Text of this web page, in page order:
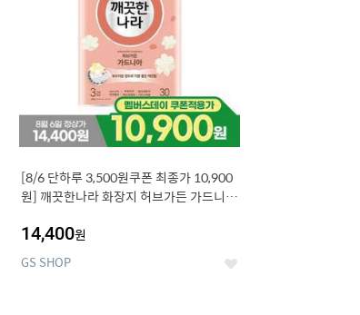
[8/6 단하루 3,500원쿠폰 최종가 10,900
원] 깨끗한나라 화장지 허브가든 가드니아
14,400원
GS SHOP 좋